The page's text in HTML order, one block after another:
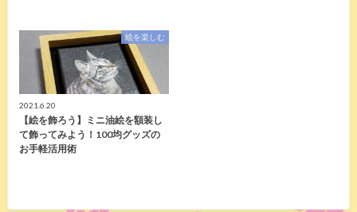
絵を楽しむ
2021.6.20
【絵を飾ろう】ミニ油絵を額装し
て飾ってみよう！100均グッズの
お手軽活用術